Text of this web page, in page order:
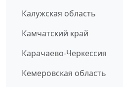
Калужская область
Камчатский край
Карачаево-Черкессия
Кемеровская область